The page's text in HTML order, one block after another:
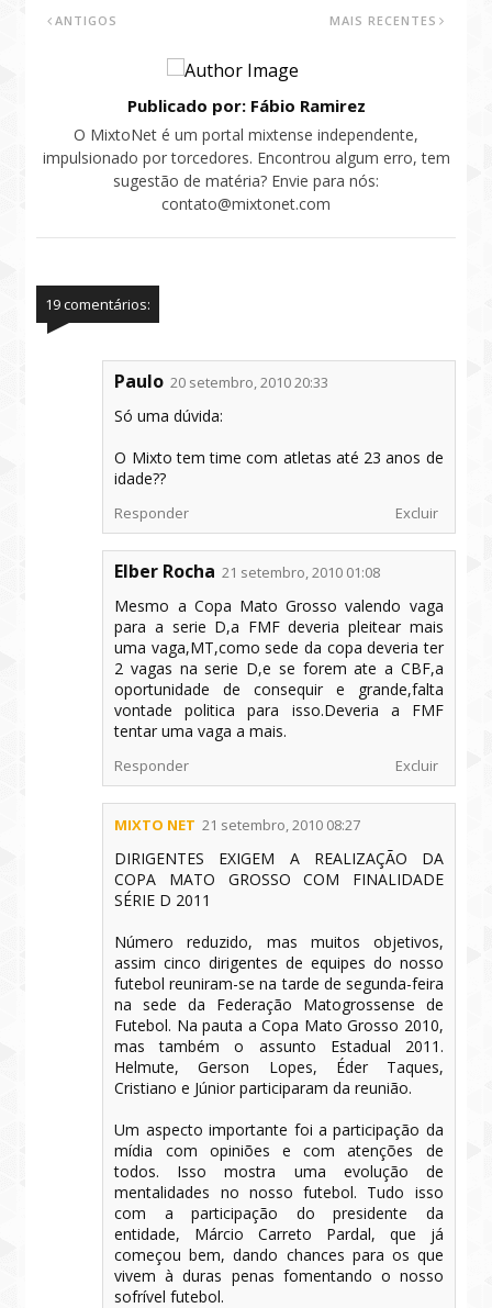
MAIS RECENTES
ANTIGOS
Publicado por: Fábio Ramirez
O MixtoNet é um portal mixtense independente,
impulsionado por torcedores. Encontrou algum erro, tem
sugestão de matéria? Envie para nós:
contato@mixtonet.com
19 comentários:
Paulo 20 setembro, 2010 20:33
Só uma dúvida:
O Mixto tem time com atletas até 23 anos de
idade??
Responder Excluir
Elber Rocha 21 setembro, 2010 01:08
Mesmo a Copa Mato Grosso valendo vaga
para a serie D,a FMF deveria pleitear mais
uma vaga,MT,como sede da copa deveria ter
2 vagas na serie D,e se forem ate a CBF,a
oportunidade de consequir e grande,falta
vontade politica para isso.Deveria a FMF
tentar uma vaga a mais.
Responder Excluir
MIXTO NET 21 setembro, 2010 08:27
DIRIGENTES EXIGEM A REALIZAÇÃO DA
COPA MATO GROSSO COM FINALIDADE
SÉRIE D 2011
Número reduzido, mas muitos objetivos,
assim cinco dirigentes de equipes do nosso
futebol reuniram-se na tarde de segunda-feira
na sede da Federação Matogrossense de
Futebol. Na pauta a Copa Mato Grosso 2010,
mas também o assunto Estadual 2011.
Helmute, Gerson Lopes, Éder Taques,
Cristiano e Júnior participaram da reunião.
Um aspecto importante foi a participação da
mídia com opiniões e com atenções de
todos. Isso mostra uma evolução de
mentalidades no nosso futebol. Tudo isso
com a participação do presidente da
entidade, Márcio Carreto Pardal, que já
começou bem, dando chances para os que
vivem à duras penas fomentando o nosso
sofrível futebol.